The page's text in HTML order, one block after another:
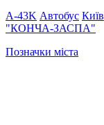
A-43K Автобус Київ
"КОНЧА-ЗАСПА"
Позначки міста